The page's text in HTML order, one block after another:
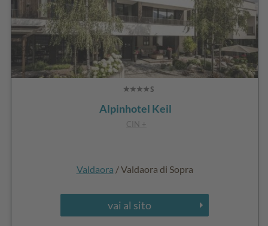
Alpinhotel Keil
CIN +
Valdaora / Valdaora di Sopra
vai al sito